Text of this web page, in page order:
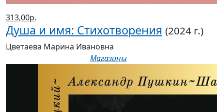
313,00р.
Душа и имя: Стихотворения (2024 г.)
Цветаева Марина Ивановна
Магазины